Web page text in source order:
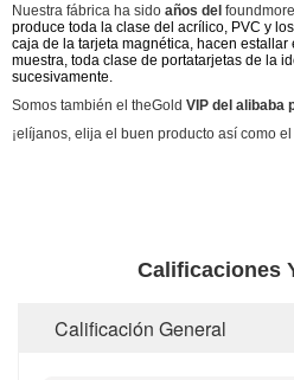
Nuestra fábrica ha sido años del foundmore
produce toda la clase del acrílico, PVC y
caja de la tarjeta magnética, hacen
muestra, toda clase de portatarjetas de la
sucesivamente.
Somos también el theGold VIP del alibaba
¡elíjanos, elija el buen producto así como
Calificaciones
Calificación General